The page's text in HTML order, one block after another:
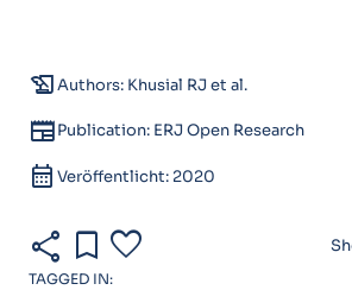
history_eduAuthors: Khusial RJ et al.
newspaperPublication: ERJ Open Research
calendar_month Veröffentlicht: 2020
share bookmark favorite
TAGGED IN: